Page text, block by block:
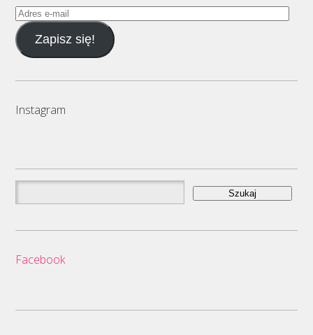
Adres
e-
mailZapisz się!
Instagram
Szukaj:
Facebook